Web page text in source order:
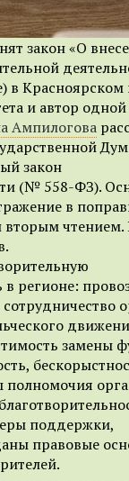
закон «О
в Красноярском
и автор одной
Ампилогова
закон
(№ 558-ФЗ).
в
вторым
регионе:
замены
полномочия
поддержки,
правовые